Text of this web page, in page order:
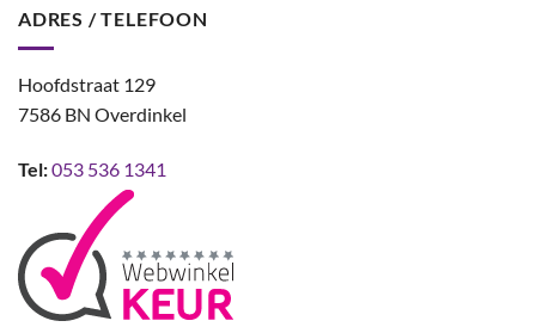
ADRES / TELEFOON
Hoofdstraat 129
7586 BN Overdinkel
Tel:053 536 1341